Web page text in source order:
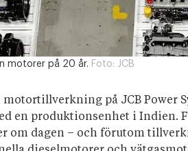
motorer på 20 år. Foto: JCB
motortillverkning på JCB Power
en produktionsenhet i Indien.
om dagen – och förutom